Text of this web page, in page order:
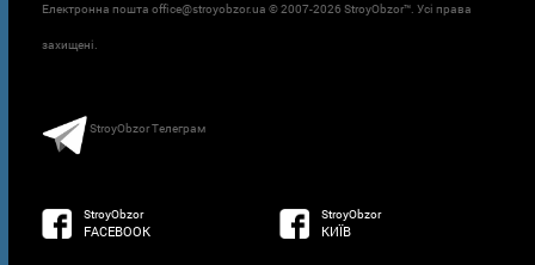
Електронна пошта office@stroyobzor.ua © 2007-2026 StroyObzor™. Усі права
захищені.
StroyObzor Телеграм
StroyObzor
FACEBOOK
StroyObzor
КИЇВ